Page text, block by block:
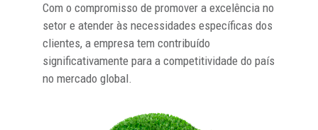
Com o compromisso de promover a excelência no
setor e atender às necessidades específicas dos
clientes, a empresa tem contribuído
significativamente para a competitividade do país
no mercado global.